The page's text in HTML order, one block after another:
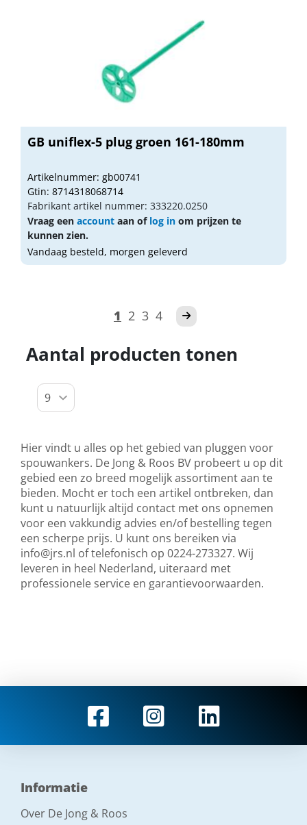
GB uniflex-5 plug groen 161-180mm
Artikelnummer: gb00741
Gtin: 8714318068714
Fabrikant artikel nummer: 333220.0250
Vraag een account aan of log in om prijzen te
kunnen zien.
Vandaag besteld, morgen geleverd
1 2 3 4
Aantal producten tonen
Hier vindt u alles op het gebied van pluggen voor
spouwankers. De Jong & Roos BV probeert u op dit
gebied een zo breed mogelijk assortiment aan te
bieden. Mocht er toch een artikel ontbreken, dan
kunt u natuurlijk altijd contact met ons opnemen
voor een vakkundig advies en/of bestelling tegen
een scherpe prijs. U kunt ons bereiken via
info@jrs.nl of telefonisch op 0224-273327. Wij
leveren in heel Nederland, uiteraard met
professionele service en garantievoorwaarden.
Informatie
Over De Jong & Roos